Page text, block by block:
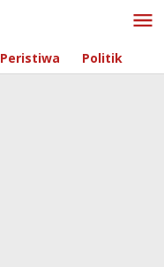
Peristiwa Politik